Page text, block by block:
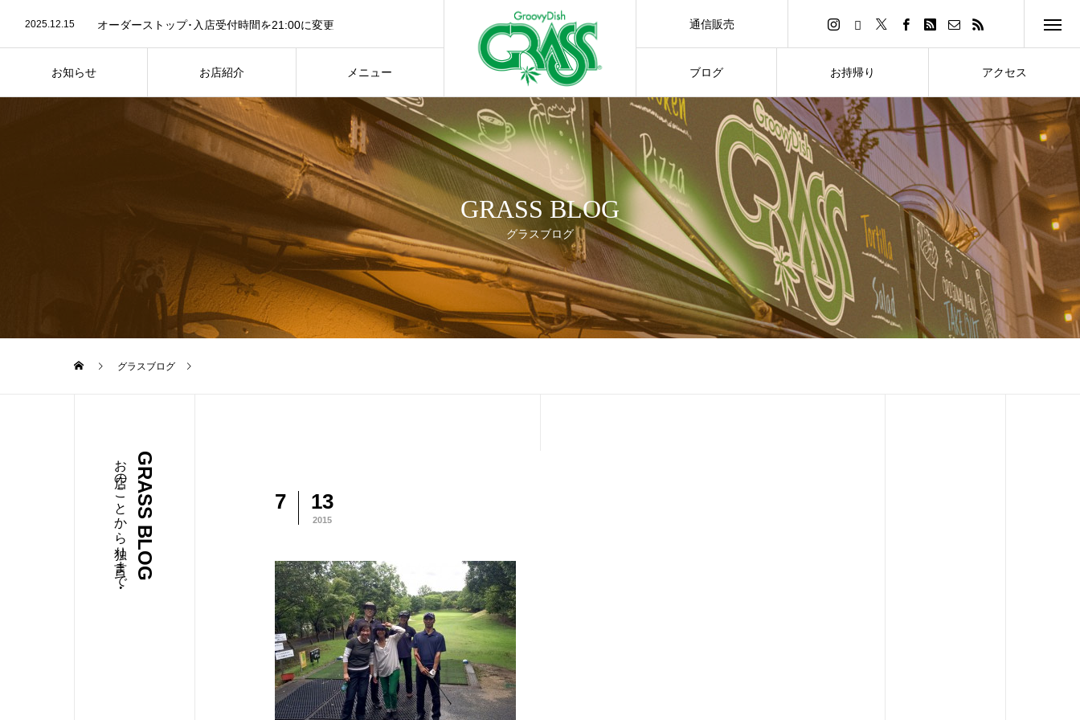
お知らせ お店紹介 メニュー ブログ お持帰り アクセス
2023.07.26 お店紹介ページ写真を最新に差し替え
2025.12.15 オーダーストップ･入店受付時間を21:00に変更
通信販売
GRASS BLOG
グラスブログ
グラスブログ
GRASS BLOG
お店のことから独り言まで・・・ 7 13
2015